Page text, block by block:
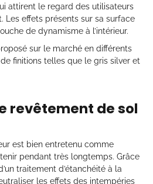
attirent le regard des utilisateurs
Les effets présents sur sa surface
de dynamisme à l’intérieur.
sur le marché en différents
finitions telles que le gris silver et
revêtement de sol
est bien entretenu comme
pendant très longtemps. Grâce
traitement d’étanchéité à la
les effets des intempéries